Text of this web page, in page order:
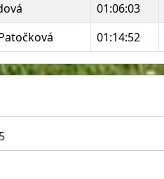
01:06:03
01:14:52